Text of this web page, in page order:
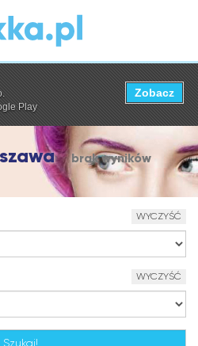
brak wyników
WYCZYŚĆ
WYCZYŚĆ
Play
Zobacz